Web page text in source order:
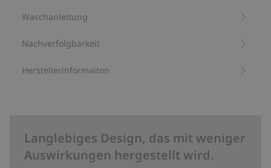
Waschanleitung
Nachverfolgbarkeit
Herstellerinformaiton
Langlebiges Design, das mit weniger
Auswirkungen hergestellt wird.